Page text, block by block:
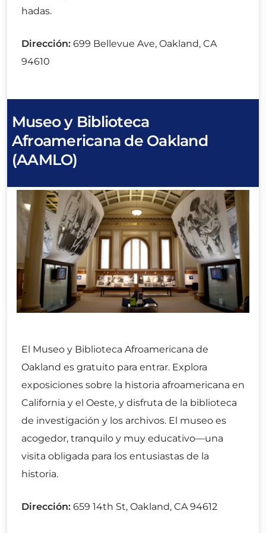
hadas.
Dirección: 699 Bellevue Ave, Oakland, CA
94610
Museo y Biblioteca
Afroamericana de Oakland
(AAMLO)
El Museo y Biblioteca Afroamericana de
Oakland es gratuito para entrar. Explora
exposiciones sobre la historia afroamericana en
California y el Oeste, y disfruta de la biblioteca
de investigación y los archivos. El museo es
acogedor, tranquilo y muy educativo—una
visita obligada para los entusiastas de la
historia.
Dirección: 659 14th St, Oakland, CA 94612